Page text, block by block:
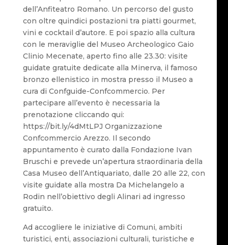
dell’Anfiteatro Romano. Un percorso del gusto
con oltre quindici postazioni tra piatti gourmet,
vini e cocktail d’autore. E poi spazio alla cultura
con le meraviglie del Museo Archeologico Gaio
Clinio Mecenate, aperto fino alle 23.30: visite
guidate gratuite dedicate alla Minerva, il famoso
bronzo ellenistico in mostra presso il Museo a
cura di Confguide-Confcommercio. Per
partecipare all’evento è necessaria la
prenotazione cliccando qui:
https://bit.ly/4dMtLPJ Organizzazione
Confcommercio Arezzo. Il secondo
appuntamento è curato dalla Fondazione Ivan
Bruschi e prevede un’apertura straordinaria della
Casa Museo dell’Antiquariato, dalle 20 alle 22, con
visite guidate alla mostra Da Michelangelo a
Rodin nell’obiettivo degli Alinari ad ingresso
gratuito.
Ad accogliere le iniziative di Comuni, ambiti
turistici, enti, associazioni culturali, turistiche e